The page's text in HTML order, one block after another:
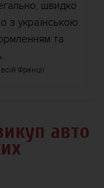
Франції
авто